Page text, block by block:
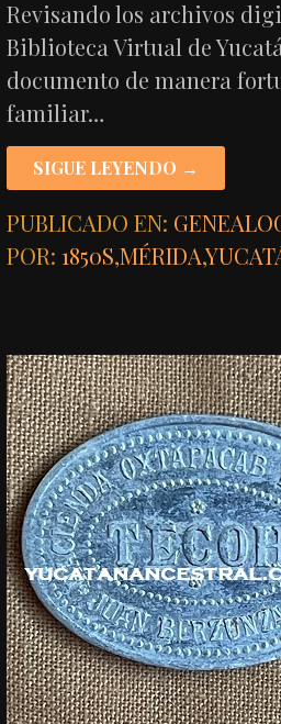
Revisando los archivos
Biblioteca Virtual de
documento de manera
familiar…
SIGUE LEYENDO →
PUBLICADO EN:
POR:1850S,MÉRIDA,